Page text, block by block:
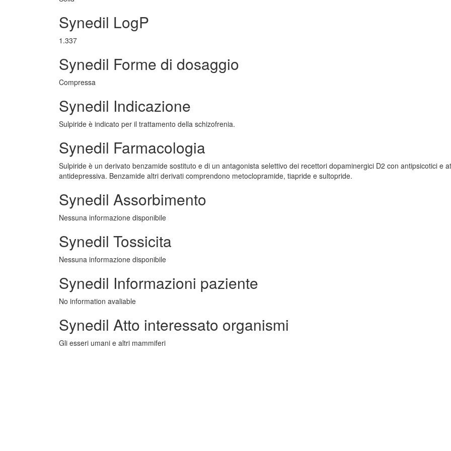
Synedil LogP
1.337
Synedil Forme di dosaggio
Compressa
Synedil Indicazione
Sulpiride è indicato per il trattamento della schizofrenia.
Synedil Farmacologia
Sulpiride è un derivato benzamide sostituto e di un antagonista selettivo dei recettori dopaminergici D2 con antipsicotici e
antidepressiva. Benzamide altri derivati comprendono metoclopramide, tiapride e sultopride.
Synedil Assorbimento
Nessuna informazione disponibile
Synedil Tossicita
Nessuna informazione disponibile
Synedil Informazioni paziente
No information avaliable
Synedil Atto interessato organismi
Gli esseri umani e altri mammiferi